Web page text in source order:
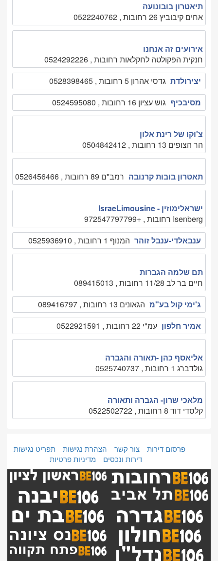
תיאטרון בובונועה
אחים קיבוביץ 26 רחובות , 0522240762
אירועים זה אנחנו
חנקית הפקולטה לחקלאות רחובות , 0524292226
יצירולדת גדסי אהרון 5 רחובות , 0528398465
מסיבכיף גוש עציון 16 רחובות , 0524595080
צ'וקו של רינת אלון
הר הצופים 13 רחובות , 0504842412
תאטרון בובות קרנובה רמב''ם 89 רחובות , 0526456466
ישראלימוזין - IsraeLimousine
Isenberg רחובות , +972547797799
ענבאלדי-ענבל זוהר המנוף 1 רחובות , 0525936910
תם שלמה הגברות
חיים בר לב 11/28 רחובות , 089415013
ג'ימי קול בע"מ הגאונים 13 רחובות , 089416797
אמיר חלפון עמ"י 22 רחובות , 0522921591
אליאסף כהן -תאורה והגברה
גולדברג 1 רחובות , 0525740737
מלאכי שרון- הגברה ותאורה
קלסדי דוד 8 רחובות , 0522502722
פרסום דירות צור קשר הצהרת נגישות
תפריט נגישות
דירות ונכסים
מדיניות פרטיות